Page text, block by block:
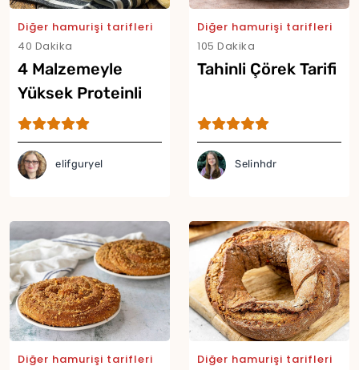
Diğer hamurişi tarifleri
40 Dakika
4 Malzemeyle
Yüksek Proteinli
Kahvaltılık Bagel
Tarifi
elifguryel
Diğer hamurişi tarifleri
105 Dakika
Tahinli Çörek Tarifi
Selinhdr
Diğer hamurişi tarifleri
Diğer hamurişi tarifleri